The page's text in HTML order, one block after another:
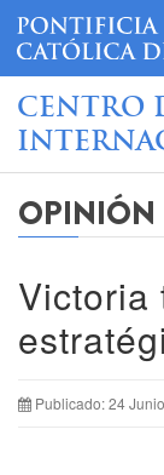
CENTRO
OPINIÓN
Victoria
Publicado: 24